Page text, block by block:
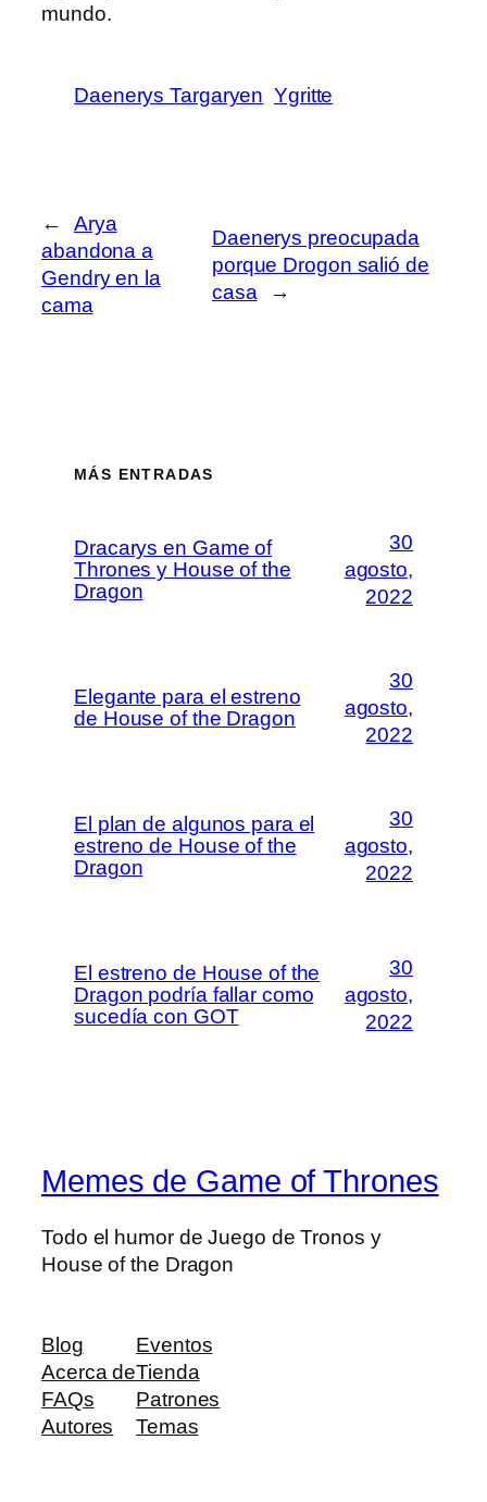
mundo.
Daenerys Targaryen Ygritte
←
Arya
abandona a
Gendry en la
cama
Daenerys preocupada
porque Drogon salió de
casa
→
MÁS ENTRADAS
Dracarys en Game of
Thrones y House of the
Dragon
30
agosto,
2022
Elegante para el estreno
de House of the Dragon
30
agosto,
2022
El plan de algunos para el
estreno de House of the
Dragon
30
agosto,
2022
El estreno de House of the
Dragon podría fallar como
sucedía con GOT
30
agosto,
2022
Memes de Game of Thrones
Todo el humor de Juego de Tronos y
House of the Dragon
Blog
Acerca de
FAQs
Autores
Eventos
Tienda
Patrones
Temas